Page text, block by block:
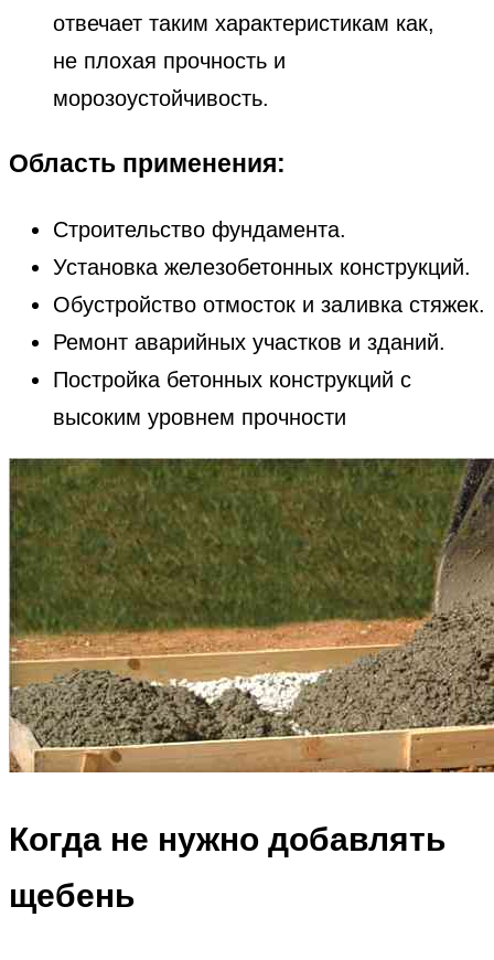
отвечает таким характеристикам как,
не плохая прочность и
морозоустойчивость.
Область применения:
Строительство фундамента.
Установка железобетонных конструкций.
Обустройство отмосток и заливка стяжек.
Ремонт аварийных участков и зданий.
Постройка бетонных конструкций с
высоким уровнем прочности
Когда не нужно добавлять
щебень